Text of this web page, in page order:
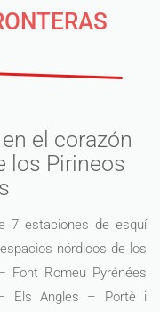
el corazón
los Pirineos
7 estaciones de esquí
nórdicos de los
Font Romeu Pyrénées
Els Angles – Portè i